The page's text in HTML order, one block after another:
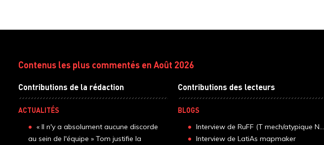
Contenus les plus commentés en Août 2026
Contributions de la rédaction
ACTUALITÉS
« Il n'y a absolument aucune discorde
au sein de l'équipe » Tom justifie la
Contributions des lecteurs
BLOGS
Interview de RuFF (T mech/atypique N...
Interview de LatiAs mapmaker